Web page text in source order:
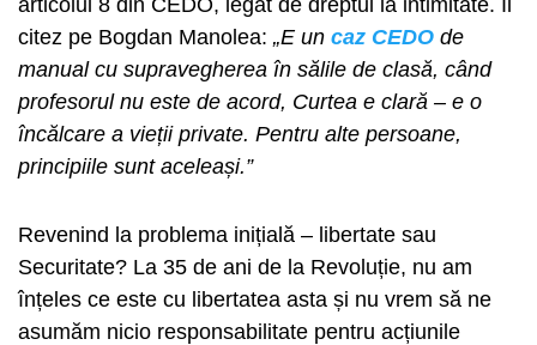
articolul 8 din CEDO, legat de dreptul la intimitate. Îl
citez pe Bogdan Manolea: „E un caz CEDO de
manual cu supravegherea în sălile de clasă, când
profesorul nu este de acord, Curtea e clară – e o
încălcare a vieții private. Pentru alte persoane,
principiile sunt aceleași.”
Revenind la problema inițială – libertate sau
Securitate? La 35 de ani de la Revoluție, nu am
înțeles ce este cu libertatea asta și nu vrem să ne
asumăm nicio responsabilitate pentru acțiunile